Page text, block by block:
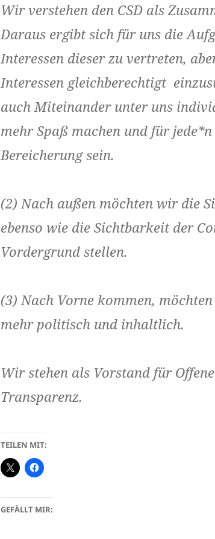
Wir verstehen den CSD als
Daraus ergibt sich für uns die
Interessen dieser zu vertreten,
Interessen gleichberechtigt
auch Miteinander unter uns
mehr Spaß machen und für
Bereicherung sein.
(2)Nach außen möchten wir die
ebenso wie die Sichtbarkeit der
Vordergrund stellen.
(3)Nach Vorne kommen,
mehr politisch und inhaltlich.
Wir stehen als Vorstand für
Transparenz.
TEILEN MIT:
GEFÄLLT MIR: